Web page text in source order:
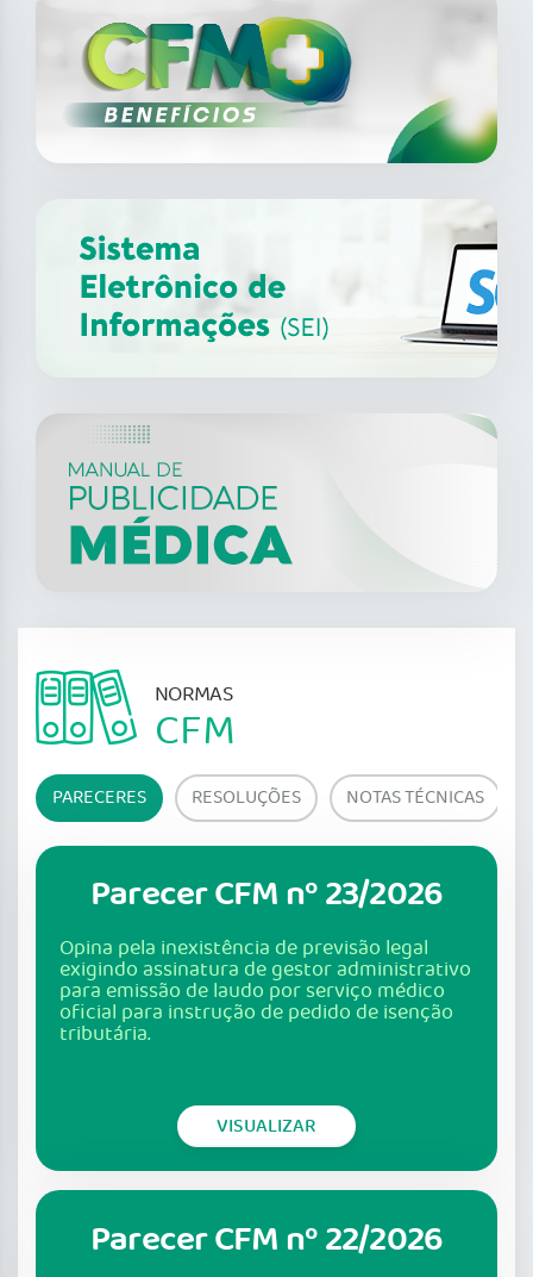
SAIBA MAIS
XII Fórum de Medicina do
Trabalho do CFM
14 ago
2026
NORMAS
CFM
PARECERES RESOLUÇÕES NOTAS TÉCNICAS
Parecer CFM nº 23/2026
Opina pela inexistência de previsão legal
exigindo assinatura de gestor administrativo
para emissão de laudo por serviço médico
oficial para instrução de pedido de isenção
tributária.
VISUALIZAR
Parecer CFM nº 22/2026